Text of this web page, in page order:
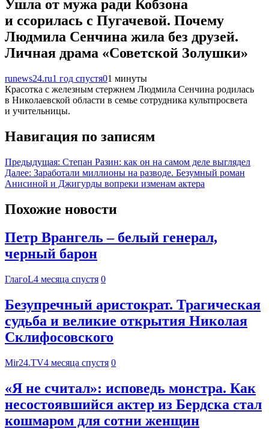
Ушла от мужа ради Кобзона
и ссорилась с Пугачевой. Почему
Людмила Сенчина жила без друзей.
Личная драма «Советской Золушки»
runews24.ru1 год спустя01 минуты
Красотка с железным стержнем Людмила Сенчина родилась
в Николаевской области в семье сотрудника культпросвета
и учительницы.
Навигация по записям
Предыдущая: Степан Разин: как он на самом деле выглядел
Далее: Заработали миллионы на разводе. Безумный роман
Анисиной и Джигурды вопреки изменам актера
Похожие новости
Петр Врангель – белый генерал,
черный барон
ГлагоL4 месяца спустя 0
Безупречный аристократ. Трагическая
судьба и великие открытия Николая
Склифосовского
Mir24.TV4 месяца спустя 0
«Я не считал»: исповедь монстра. Как
несостоявшийся актер из Бердска стал
кошмаром для сотни женщин